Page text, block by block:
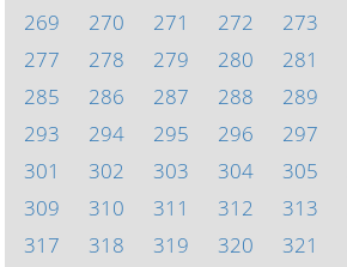
269
270 271 272 273
277
278 279 280 281
285
286 287 288 289
293
294 295 296 297
301
302 303 304 305
309
310 311 312 313
317
318 319 320 321